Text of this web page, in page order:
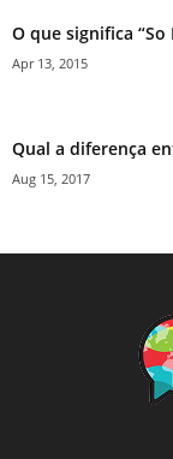
O que significa “So
Apr 13, 2015
Qual a diferença
Aug 15, 2017